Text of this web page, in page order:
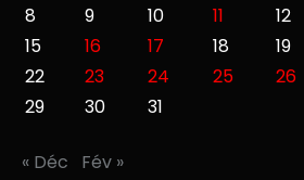
8
9 10 11 12
15
16 17 18 19
22
23 24 25 26
29
30 31
« Déc Fév »